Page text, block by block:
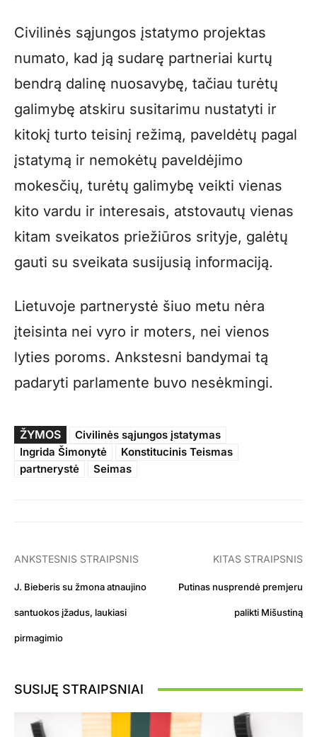
Civilinės sąjungos įstatymo projektas
numato, kad ją sudarę partneriai kurtų
bendrą dalinę nuosavybę, tačiau turėtų
galimybę atskiru susitarimu nustatyti ir
kitokį turto teisinį režimą, paveldėtų pagal
įstatymą ir nemokėtų paveldėjimo
mokesčių, turėtų galimybę veikti vienas
kito vardu ir interesais, atstovautų vienas
kitam sveikatos priežiūros srityje, galėtų
gauti su sveikata susijusią informaciją.
Lietuvoje partnerystė šiuo metu nėra
įteisinta nei vyro ir moters, nei vienos
lyties poroms. Ankstesni bandymai tą
padaryti parlamente buvo nesėkmingi.
ŽYMOS
Civilinės sąjungos įstatymas
Ingrida Šimonytė
Konstitucinis Teismas
partnerystė
Seimas
ANKSTESNIS STRAIPSNIS
J. Bieberis su žmona atnaujino
santuokos įžadus, laukiasi
pirmagimio
KITAS STRAIPSNIS
Putinas nusprendė premjeru
palikti Mišustiną
SUSIJĘ STRAIPSNIAI